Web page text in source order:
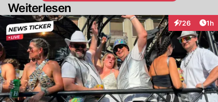
Weiterlesen
726
Interaktionen
1h